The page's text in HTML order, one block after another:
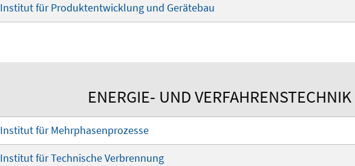
Institut für Produktentwicklung und Gerätebau
ENERGIE- UND VERFAHRENSTECHNIK
Institut für Mehrphasenprozesse
Institut für Technische Verbrennung